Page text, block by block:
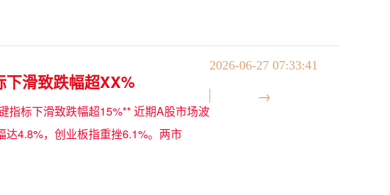
滑致跌幅超XX%
2026-06-27 07:33:41
指标下滑致跌幅超15%** 近期A股市场波
4.8%，创业板指重挫6.1%。两市